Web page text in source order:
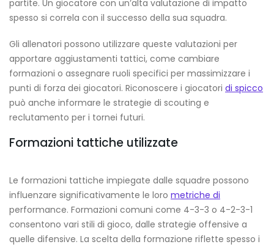
partite. Un giocatore con un’alta valutazione di impatto
spesso si correla con il successo della sua squadra.
Gli allenatori possono utilizzare queste valutazioni per
apportare aggiustamenti tattici, come cambiare
formazioni o assegnare ruoli specifici per massimizzare i
punti di forza dei giocatori. Riconoscere i giocatori di spicco
può anche informare le strategie di scouting e
reclutamento per i tornei futuri.
Formazioni tattiche utilizzate
Le formazioni tattiche impiegate dalle squadre possono
influenzare significativamente le loro metriche di
performance. Formazioni comuni come 4-3-3 o 4-2-3-1
consentono vari stili di gioco, dalle strategie offensive a
quelle difensive. La scelta della formazione riflette spesso i